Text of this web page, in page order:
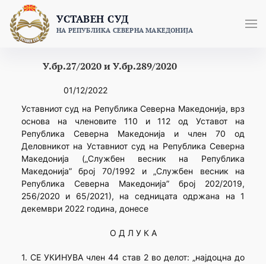
content
УСТАВЕН СУД
НА РЕПУБЛИКА СЕВЕРНА МАКЕДОНИЈА
У.бр.27/2020 и У.бр.289/2020
01/12/2022
Уставниот суд на Република Северна Македонија, врз
основа на членовите 110 и 112 од Уставот на
Република Северна Македонија и член 70 од
Деловникот на Уставниот суд на Република Северна
Македонија („Службен весник на Република
Македонија” број 70/1992 и „Службен весник на
Република Северна Македонија” број 202/2019,
256/2020 и 65/2021), на седницата одржана на 1
декември 2022 година, донесе
О Д Л У К А
1. СЕ УКИНУВА член 44 став 2 во делот: „најдоцна до